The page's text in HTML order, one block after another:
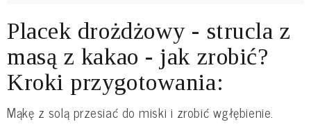
Placek drożdżowy - strucla z
masą z kakao - jak zrobić?
Kroki przygotowania:
Mąkę z solą przesiać do miski i zrobić wgłębienie.